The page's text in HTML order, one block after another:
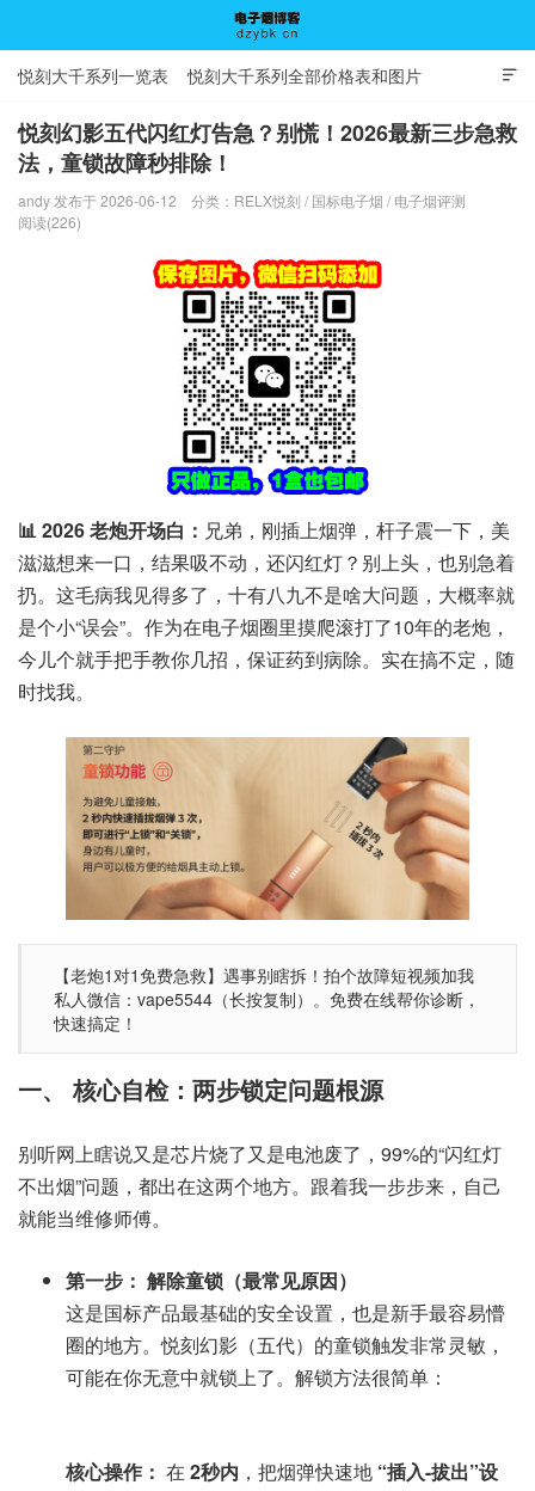
电子烟博客

悦刻大千系列一览表 悦刻大千系列全部价格表和图片
悦刻幻影五代闪红灯告急？别慌！2026最新三步急救
法，童锁故障秒排除！
andy 发布于 2026-06-12 分类： RELX悦刻 / 国标电子烟 / 电子烟评测
阅读(226)
📊 2026 老炮开场白： 兄弟，刚插上烟弹，杆子震一下，美
滋滋想来一口，结果吸不动，还闪红灯？别上头，也别急着
扔。这毛病我见得多了，十有八九不是啥大问题，大概率就
是个小“误会”。作为在电子烟圈里摸爬滚打了10年的老炮，
今儿个就手把手教你几招，保证药到病除。实在搞不定，随
时找我。
【老炮1对1免费急救】遇事别瞎拆！拍个故障短视频加我
私人微信：vape5544（长按复制）。免费在线帮你诊断，
快速搞定！
一、 核心自检：两步锁定问题根源
别听网上瞎说又是芯片烧了又是电池废了，99%的“闪红灯
不出烟”问题，都出在这两个地方。跟着我一步步来，自己
就能当维修师傅。
第一步： 解除童锁（最常见原因）
这是国标产品最基础的安全设置，也是新手最容易懵
圈的地方。悦刻幻影（五代）的童锁触发非常灵敏，
可能在你无意中就锁上了。解锁方法很简单：
核心操作： 在 2秒内 ，把烟弹快速地 “插入-拔出”设